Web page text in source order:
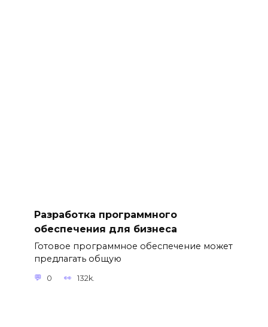
Разработка программного
обеспечения для бизнеса
Готовое программное обеспечение может
предлагать общую
0 132k.